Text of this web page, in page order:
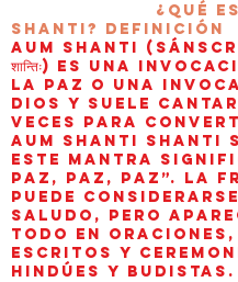
¿Qué
Shanti? Definición
AUM Shanti
शान्तिः) es una
la paz o una
Dios y suele
veces para
aum shanti shanti
Este mantra
paz, paz, paz”. La
puede
saludo, pero
todo en oraciones,
escritos y
hindúes y budistas.